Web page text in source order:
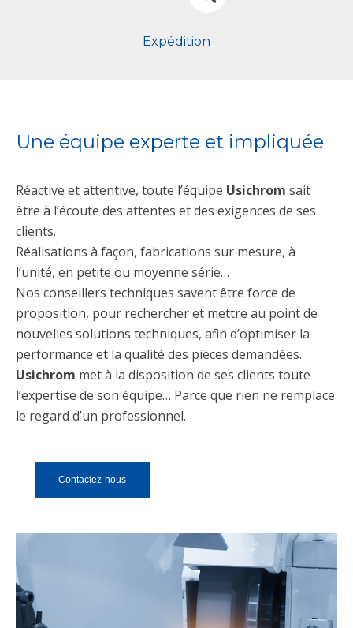
Expédition
Une équipe experte et impliquée
Réactive et attentive, toute l’équipe Usichrom sait
être à l’écoute des attentes et des exigences de ses
clients.
Réalisations à façon, fabrications sur mesure, à
l’unité, en petite ou moyenne série…
Nos conseillers techniques savent être force de
proposition, pour rechercher et mettre au point de
nouvelles solutions techniques, afin d’optimiser la
performance et la qualité des pièces demandées.
Usichrom met à la disposition de ses clients toute
l’expertise de son équipe… Parce que rien ne remplace
le regard d’un professionnel.
Contactez-nous